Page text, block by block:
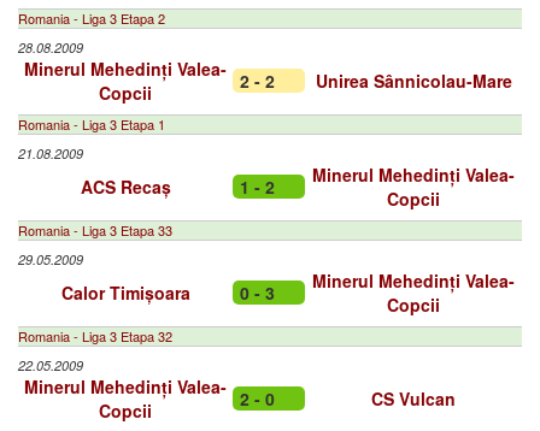
Romania - Liga 3 Etapa 2
28.08.2009
Minerul Mehedinți Valea-
Copcii
2 - 2 Unirea Sânnicolau-Mare
Romania - Liga 3 Etapa 1
21.08.2009
ACS Recaș 1 - 2
Minerul Mehedinți Valea-
Copcii
Romania - Liga 3 Etapa 33
29.05.2009
Calor Timișoara 0 - 3
Minerul Mehedinți Valea-
Copcii
Romania - Liga 3 Etapa 32
22.05.2009
Minerul Mehedinți Valea-
Copcii
2 - 0 CS Vulcan